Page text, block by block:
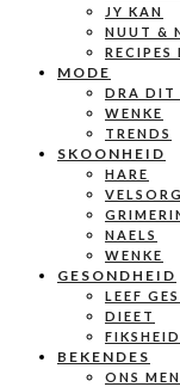
JY KAN
NUUT &
RECIPES
MODE
DRA DIT
WENKE
TRENDS
SKOONHEID
HARE
VELSORG
NAELS
WENKE
GESONDHEID
LEEF
DIEET
FIKSHEID
BEKENDES
ONS